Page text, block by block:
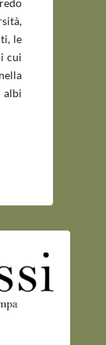
le
cui